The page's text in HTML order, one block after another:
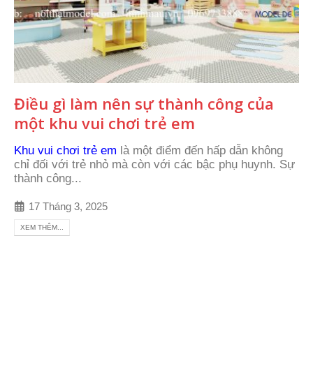
Điều gì làm nên sự thành công của
một khu vui chơi trẻ em
Khu vui chơi trẻ em là một điểm đến hấp dẫn không
chỉ đối với trẻ nhỏ mà còn với các bậc phụ huynh. Sự
thành công...
17 Tháng 3, 2025
XEM THÊM...